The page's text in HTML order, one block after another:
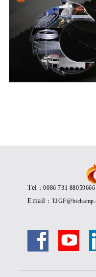
Tel ：0086 731 88059666
Email ：